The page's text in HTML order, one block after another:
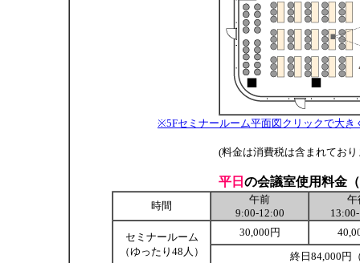
※5Fセミナールーム平面図クリックで大き
(料金は消費税は含まれており
平日 の会議室使用料金
時間
午前
9:00-12:00
午
セミナールーム
（ゆったり48人）
30,000円
終日84,000円